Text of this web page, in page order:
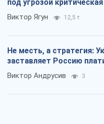
под угрозой
Виктор Ягун 12,5 т.
Не месть, а стратегия:
заставляет Россию
Виктор Андрусив 3